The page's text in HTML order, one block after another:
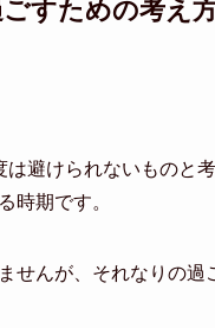
すための考え
は避けられないものと
時期です。
せんが、それなりの過